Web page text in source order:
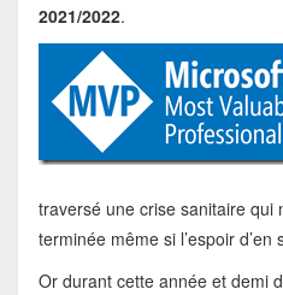
2021/2022.
traversé une crise sanitaire qui
terminée même si l’espoir d’en
Or durant cette année et demi